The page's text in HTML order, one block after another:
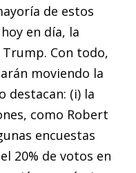
de estos
en día, la
Con todo,
moviendo la
destacan: (i) la
como Robert
encuestas
20% de votos en